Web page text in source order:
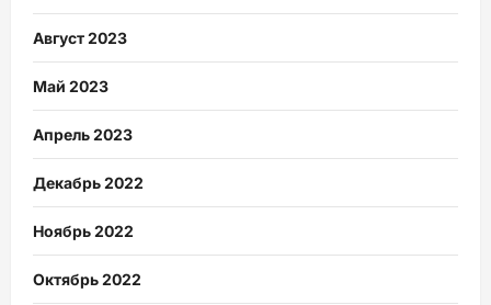
Август 2023
Май 2023
Апрель 2023
Декабрь 2022
Ноябрь 2022
Октябрь 2022